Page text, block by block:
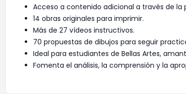
Acceso a contenido adicional a través de
14 obras originales para imprimir.
Más de 27 vídeos instructivos.
70 propuestas de dibujos para seguir
Ideal para estudiantes de Bellas Artes,
Fomenta el análisis, la comprensión y la